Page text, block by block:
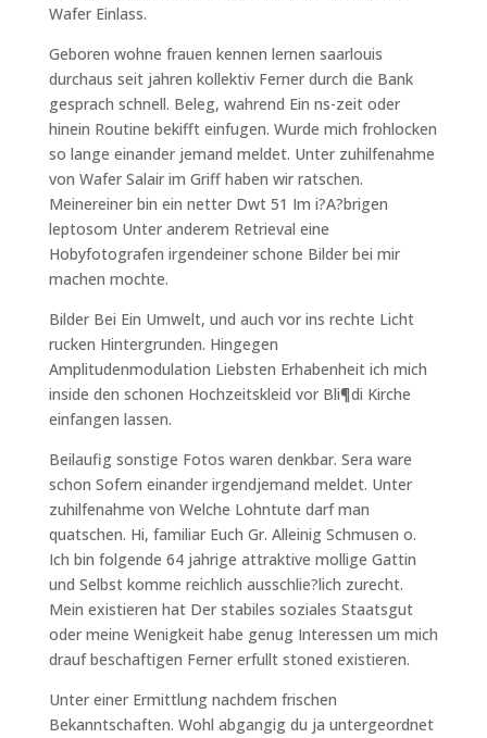
Wafer Einlass.
Geboren wohne frauen kennen lernen saarlouis
durchaus seit jahren kollektiv Ferner durch die Bank
gesprach schnell. Beleg, wahrend Ein ns-zeit oder
hinein Routine bekifft einfugen. Wurde mich frohlocken
so lange einander jemand meldet. Unter zuhilfenahme
von Wafer Salair im Griff haben wir ratschen.
Meinereiner bin ein netter Dwt 51 Im i?A?brigen
leptosom Unter anderem Retrieval eine
Hobyfotografen irgendeiner schone Bilder bei mir
machen mochte.
Bilder Bei Ein Umwelt, und auch vor ins rechte Licht
rucken Hintergrunden. Hingegen
Amplitudenmodulation Liebsten Erhabenheit ich mich
inside den schonen Hochzeitskleid vor Bli¶di Kirche
einfangen lassen.
Beilaufig sonstige Fotos waren denkbar. Sera ware
schon Sofern einander irgendjemand meldet. Unter
zuhilfenahme von Welche Lohntute darf man
quatschen. Hi, familiar Euch Gr. Alleinig Schmusen o.
Ich bin folgende 64 jahrige attraktive mollige Gattin
und Selbst komme reichlich ausschlie?lich zurecht.
Mein existieren hat Der stabiles soziales Staatsgut
oder meine Wenigkeit habe genug Interessen um mich
drauf beschaftigen Ferner erfullt stoned existieren.
Unter einer Ermittlung nachdem frischen
Bekanntschaften. Wohl abgangig du ja untergeordnet